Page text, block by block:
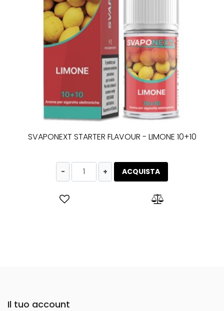
SVAPONEXT STARTER FLAVOUR - LIMONE 10+10
QuantitàACQUISTA
Il tuo account